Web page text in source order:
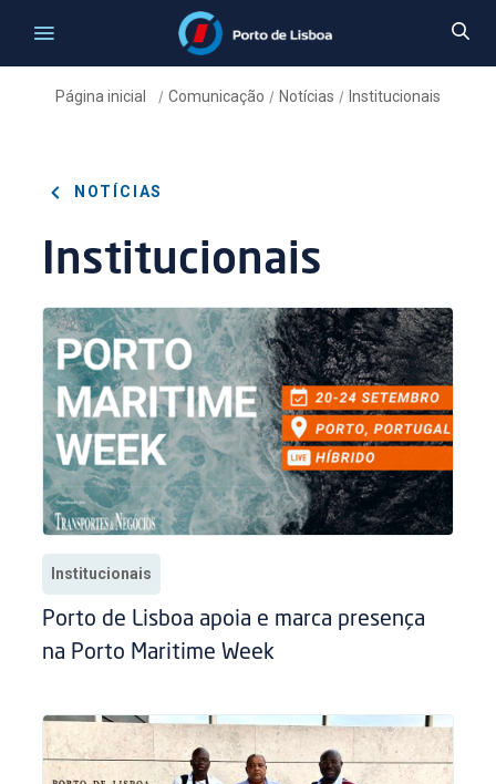
Página inicial / Comunicação / Notícias / Institucionais
NOTÍCIAS
Institucionais
Institucionais
Porto de Lisboa apoia e marca presença
na Porto Maritime Week